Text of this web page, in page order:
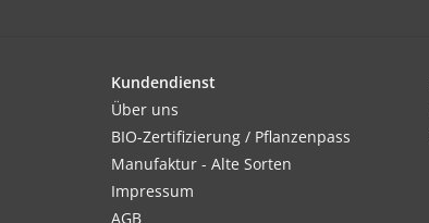
Kundendienst
Über uns
BIO-Zertifizierung / Pflanzenpass
Manufaktur - Alte Sorten
Impressum
AGB